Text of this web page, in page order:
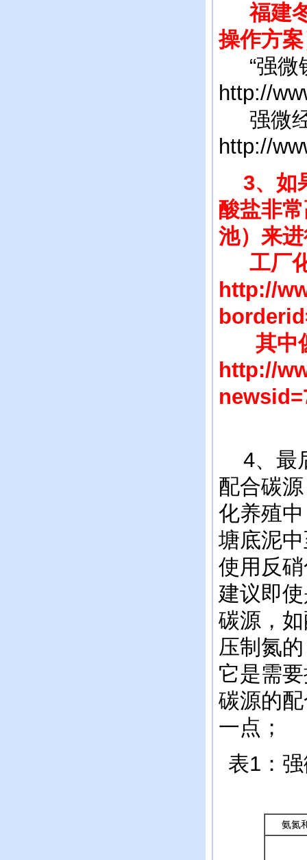
福建
操作方
“强微
http://
强微经
http://
3、如
酸盐非
池）来
工厂化
http://
其中傻
http://
4、最
配合碳
化养殖
塘底泥
使用反
建议即
碳源，
压制氮
它是需
碳源的
一点；
表1：
氨氮